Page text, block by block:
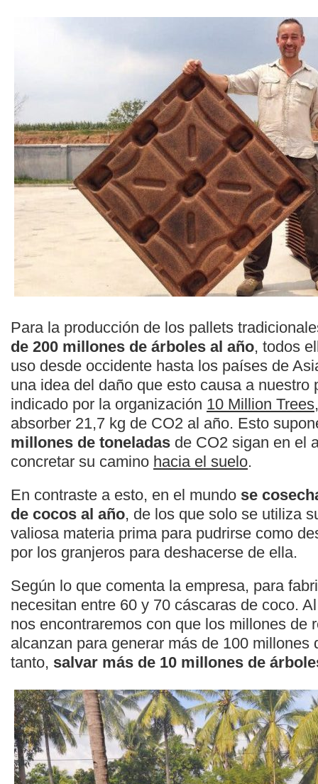
Para la producción de los pallets
de 200 millones de árboles al año, todos
uso desde occidente hasta los países de
una idea del daño que esto causa a nuestro
indicado por la organización 10 Million Trees
absorber 21,7 kg de CO2 al año. Esto
millones de toneladas de CO2 sigan en el
concretar su camino hacia el suelo.
En contraste a esto, en el mundo se
de cocos al año, de los que solo se utiliza
valiosa materia prima para pudrirse como
por los granjeros para deshacerse de ella.
Según lo que comenta la empresa, para
necesitan entre 60 y 70 cáscaras de coco.
nos encontraremos con que los millones de
alcanzan para generar más de 100 millones
tanto, salvar más de 10 millones de